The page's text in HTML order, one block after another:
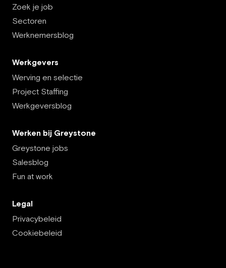
Zoek je job
Sectoren
Werknemersblog
Werkgevers
Werving en selectie
Project Staffing
Werkgeversblog
Werken bij Greystone
Greystone jobs
Salesblog
Fun at work
Legal
Privacybeleid
Cookiebeleid